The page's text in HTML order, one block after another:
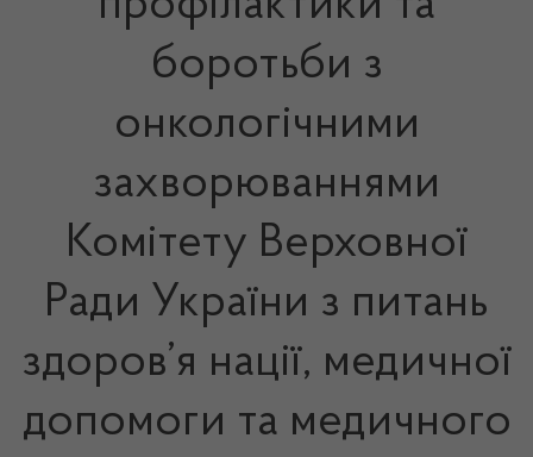
боротьби з
онкологічними
захворюваннями
Комітету Верховної
Ради України з питань
здоров’я нації, медичної
допомоги та медичного